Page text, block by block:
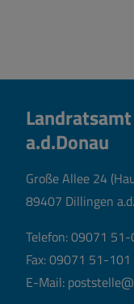
a.d.Donau
Große Allee 24
89407 Dillingen
Telefon:09071 51-
Fax: 09071 51-101
E-Mail: